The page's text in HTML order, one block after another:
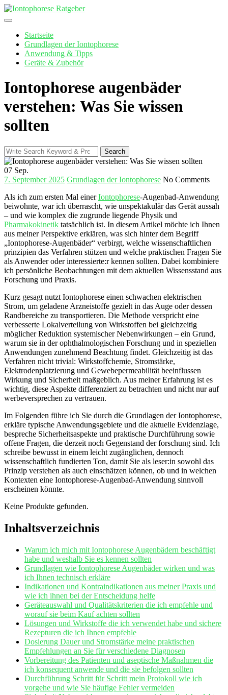
Skip
to
Startseite
Grundlagen der Iontophorese
Anwendung & Tipps
Geräte & Zubehör
Iontophorese augenbäder
verstehen: Was Sie wissen
sollten
Search
for:
Search
07 Sep.
7. September 2025 Grundlagen der Iontophorese No Comments
Als ich zum ersten Mal einerIontophorese-Augenbad-Anwendung
‍beiwohnte, war ich ​überrascht, wie unspektakulär das Gerät aussah
– und wie komplex die zugrunde‍ liegende Physik und
Pharmakokinetik tatsächlich ‍ist. In diesem Artikel ⁣möchte ich Ihnen
aus meiner Perspektive erklären, was sich hinter dem Begriff
„Iontophorese-Augenbäder“ verbirgt, welche wissenschaftlichen​
prinzipien das Verfahren stützen und welche praktischen Fragen Sie
als Anwender oder interessierte:r⁢ kennen sollten. Dabei ⁢kombiniere
ich persönliche Beobachtungen mit dem ​aktuellen Wissensstand aus
Forschung und Praxis.
Kurz ​gesagt nutzt Iontophorese einen schwachen elektrischen
⁣Strom, um ⁤geladene Arzneistoffe gezielt‌ in das Auge ‌oder dessen
Randbereiche zu transportieren. Die Methode verspricht eine
verbesserte Lokalverteilung von⁣ Wirkstoffen bei gleichzeitig
möglicher Reduktion systemischer Nebenwirkungen – ein Grund,
warum sie ⁤in der ⁣ophthalmologischen⁢ Forschung ‍und in ​speziellen
Anwendungen zunehmend Beachtung findet. Gleichzeitig ist das
Verfahren nicht trivial: Wirkstoffchemie, Stromstärke,
Elektrodenplatzierung⁢ und Gewebepermeabilität beeinflussen‍
Wirkung und Sicherheit​ maßgeblich. Aus meiner Erfahrung ist⁣ es
⁣wichtig, diese Aspekte differenziert zu betrachten und nicht nur auf
werbeversprechen⁤ zu vertrauen.
Im‌ Folgenden führe ich Sie durch die Grundlagen der ​Iontophorese,
erkläre typische Anwendungsgebiete und die aktuelle Evidenzlage,‍
bespreche Sicherheitsaspekte und praktische⁣ Durchführung sowie
offene ​Fragen, die ⁤derzeit noch Gegenstand der forschung sind. Ich
schreibe bewusst in einem‌ leicht zugänglichen, ⁢dennoch
wissenschaftlich fundierten Ton, damit Sie als ‍leser:in sowohl ‍das
Prinzip verstehen als ⁢auch einschätzen können, ob und⁢ in welchen
Kontexten eine Iontophorese-Augenbad-Anwendung sinnvoll
erscheinen könnte.
Keine Produkte gefunden.
Inhaltsverzeichnis
Warum ‌ich mich mit Iontophorese Augenbädern beschäftigt​
habe ​und weshalb Sie es kennen sollten
Grundlagen⁣ wie ⁤Iontophorese Augenbäder ‍wirken und ​was
ich Ihnen technisch erkläre
Indikationen​ und Kontraindikationen aus meiner Praxis und
wie ich ⁣ihnen bei der Entscheidung helfe
Geräteauswahl und Qualitätskriterien die ich empfehle und
worauf⁤ sie beim Kauf achten sollten
Lösungen und Wirkstoffe die ich​ verwendet habe und sichere
Rezepturen die ich Ihnen empfehle
Dosierung Dauer ‌und Stromstärke meine praktischen
Empfehlungen an Sie für verschiedene Diagnosen
Vorbereitung des Patienten ​und ‍aseptische Maßnahmen die
‌ich ​konsequent anwende ‌und die sie ‌befolgen sollten
Durchführung⁤ Schritt für Schritt mein⁣ Protokoll wie‍ ich
vorgehe und wie Sie häufige Fehler vermeiden